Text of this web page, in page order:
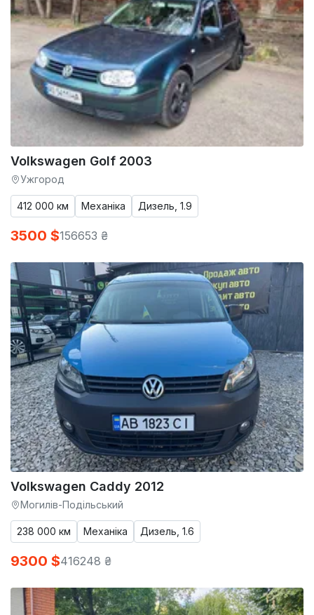
Volkswagen Golf 2003
Ужгород
412 000 км Механіка Дизель, 1.9
3500 $156653 ₴
Volkswagen Caddy 2012
Могилів-Подільський
238 000 км Механіка Дизель, 1.6
9300 $416248 ₴